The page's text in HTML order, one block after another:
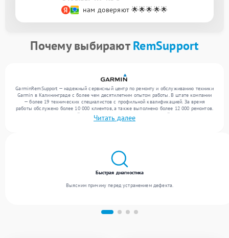
нам доверяют 🌟🌟🌟🌟🌟
Почему выбираютRemSupport
GarminRemSupport — надежный сервисный центр по ремонту и обслуживанию техники
Garmin в Калининграде с более чем десятилетним опытом работы. В штате компании
— более 19 технических специалистов с профильной квалификацией. За время
работы обслужено более 10 000 клиентов, а также выполнено более 12 000 ремонтов.
Ежемесячно в сервисный центр поступает более 300 обращений, включая , , . Мы
работаем с широким спектром неисправностей и гарантируем высокое качество
Читать далее
Быстрая диагностика
Выясним причину перед устранением дефекта.